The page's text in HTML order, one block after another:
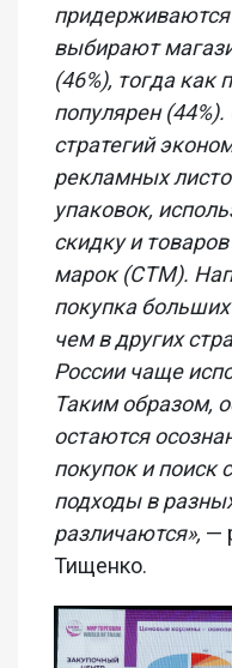
придерживаются
выбирают
(46%), тогда как
популярен
стратегий
рекламных
упаковок,
скидку и
марок (СТМ).
покупка
чем в других
России чаще
Таким образом,
остаются
покупок и поиск
подходы в
различаются», —
Тищенко.